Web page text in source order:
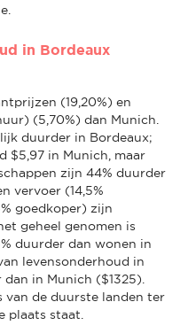
in Bordeaux
(19,20%) en
(5,70%) dan Munich.
duurder in Bordeaux;
$5,97 in Munich, maar
zijn 44% duurder
vervoer (14,5%
goedkoper) zijn
geheel genomen is
duurder dan wonen in
levensonderhoud in
in Munich ($1325).
van de duurste landen ter
plaats staat.